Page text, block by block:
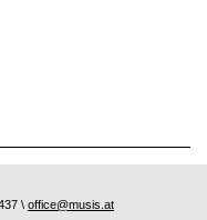
\ office@musis.at